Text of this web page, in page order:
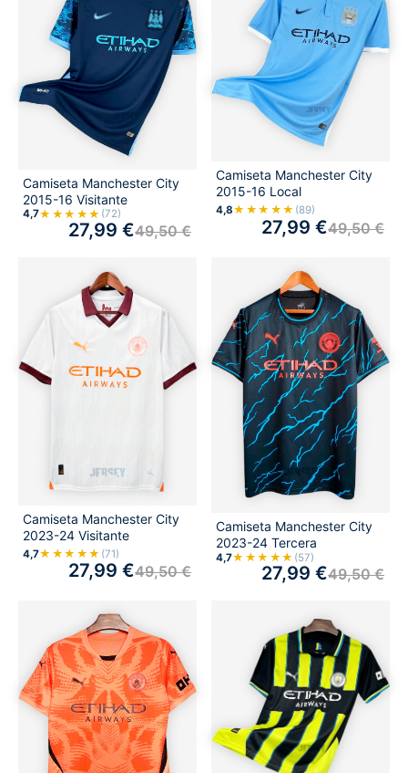
Camiseta Manchester City
2015-16 Visitante
4,7★★★★★ (72)
49,50€
27,99 €
Camiseta Manchester City
2015-16 Local
4,8★★★★★ (89)
49,50€
27,99 €
Camiseta Manchester City
2023-24 Visitante
4,7★★★★★ (71)
49,50€
27,99 €
Camiseta Manchester City
2023-24 Tercera
4,7★★★★★ (57)
49,50€
27,99 €